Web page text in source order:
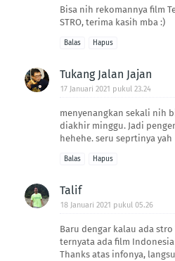
Bisa nih rekomannya film
STRO, terima kasih mba :)
Balas Hapus
Tukang Jalan Jajan
17 Januari 2021 pukul 23.24
menyenangkan sekali nih
diakhir minggu. Jadi
hehehe. seru seprtinya yah
Balas Hapus
Talif
18 Januari 2021 pukul 05.26
Baru dengar kalau ada stro
ternyata ada film
Thanks atas infonya,